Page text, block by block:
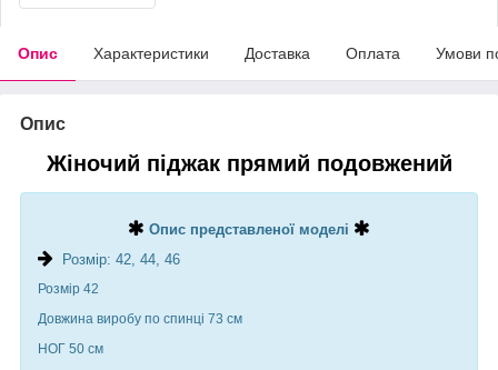
Опис Характеристики Доставка Оплата Умови
Опис
Жіночий піджак прямий подовжений
Опис представленої моделі
Розмір: 42, 44, 46
Розмір 42
Довжина виробу по спинці 73 см
НОГ 50 см